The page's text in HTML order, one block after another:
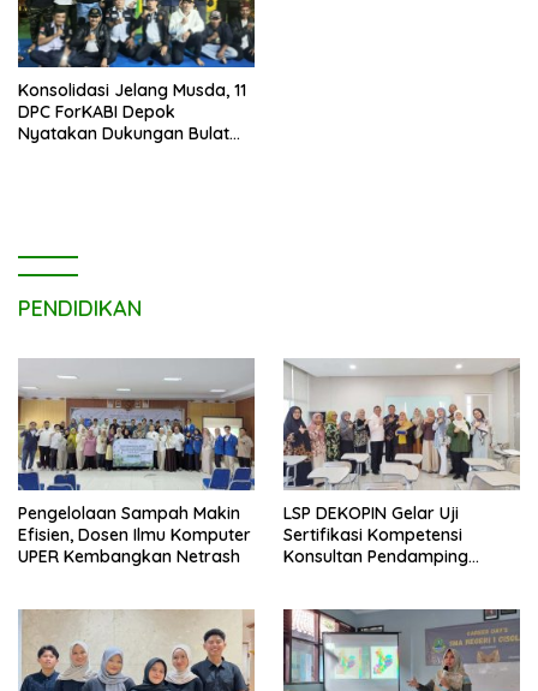
Konsolidasi Jelang Musda, 11
DPC ForKABI Depok
Nyatakan Dukungan Bulat
PENDIDIKAN
Pengelolaan Sampah Makin
Efisien, Dosen Ilmu Komputer
UPER Kembangkan Netrash
LSP DEKOPIN Gelar Uji
Sertifikasi Kompetensi
Konsultan Pendamping